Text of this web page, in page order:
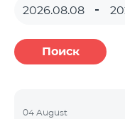
Поиск
04 August